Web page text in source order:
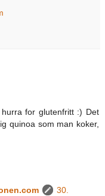
for glutenfritt :) Det
quinoa som man koker,
30.